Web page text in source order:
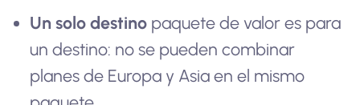
Un solo destino paquete de valor es para
un destino: no se pueden combinar
planes de Europa y Asia en el mismo